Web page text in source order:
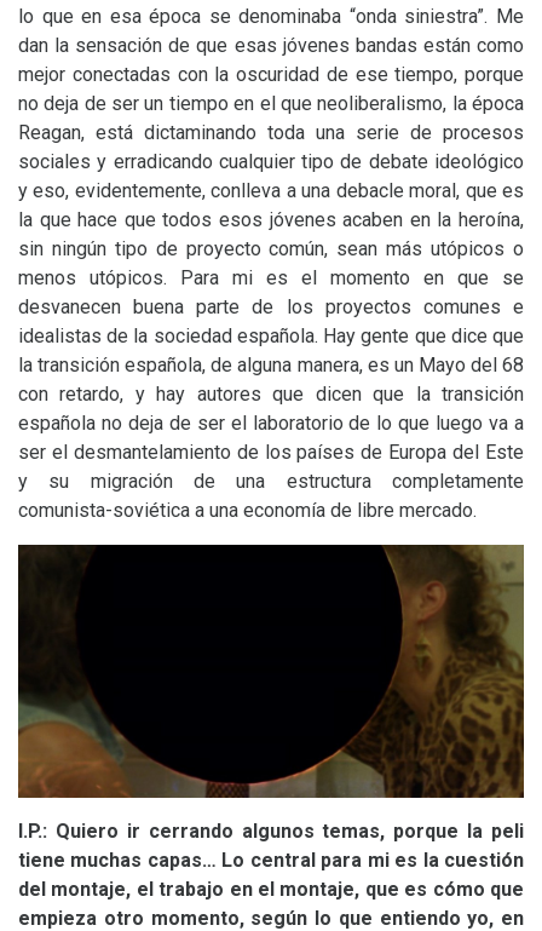
lo que en esa época se denominaba “onda siniestra”. Me
dan la sensación de que esas jóvenes bandas están como
mejor conectadas con la oscuridad de ese tiempo, porque
no deja de ser un tiempo en el que neoliberalismo, la época
Reagan, está dictaminando toda una serie de procesos
sociales y erradicando cualquier tipo de debate ideológico
y eso, evidentemente, conlleva a una debacle moral, que es
la que hace que todos esos jóvenes acaben en la heroína,
sin ningún tipo de proyecto común, sean más utópicos o
menos utópicos. Para mi es el momento en que se
desvanecen buena parte de los proyectos comunes e
idealistas de la sociedad española. Hay gente que dice que
la transición española, de alguna manera, es un Mayo del 68
con retardo, y hay autores que dicen que la transición
española no deja de ser el laboratorio de lo que luego va a
ser el desmantelamiento de los países de Europa del Este
y su migración de una estructura completamente
comunista-soviética a una economía de libre mercado.
I.P.: Quiero ir cerrando algunos temas, porque la peli
tiene muchas capas… Lo central para mi es la cuestión
del montaje, el trabajo en el montaje, que es cómo que
empieza otro momento, según lo que entiendo yo, en